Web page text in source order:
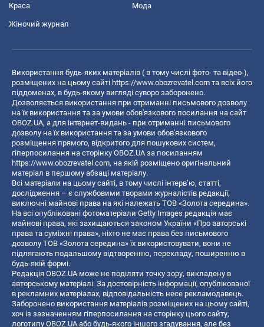
Краса Мода
Жіночий журнал
Використання будь-яких матеріалів ( в тому числі фото- та відео-),
розміщених на цьому сайті https://www.obozrevatel.com та всіх його
піддоменах, в будь-якому вигляді суворо заборонено.
Дозволяється використання при отриманні письмового дозволу
на їх використання та за умови обов'язкового посилання на сайт
OBOZ.UA, а для інтернет-видань - при отриманні письмового
дозволу на їх використання та за умови обов'язкового
розміщення прямого, відкритого для пошукових систем,
гіперпосилання на сторінку OBOZ.UA за посиланням
https://www.obozrevatel.com, на якій розміщено оригінальний
матеріал в першому абзаці матеріалу.
Всі матеріали на цьому сайті, в тому числі інтерв’ю, статті,
дослідження – є службовими творами журналістів редакції,
виключні майнові права на які належать ТОВ «Золота середина».
На всі опубліковані фотоматеріали Getty Images редакція має
майнові права, які захищаються законом України «Про авторські
права та суміжні права», ніхто не має права без письмового
дозволу ТОВ «Золота середина» їх використовувати, вони не
підлягають подальшому відтворенню, перекладу, поширенню в
будь-якій формі.
Редакція OBOZ.UA може не поділяти точку зору, викладену в
авторському матеріалі. За достовірність інформації, опублікованої
в рекламних матеріалах, відповідальність несе рекламодавець.
Заборонено використання матеріалів розміщених на цьому сайті,
хоч із зазначенням гіперпосилання на сторінку цього сайту,
логотипу OBOZ.UA або будь-якого іншого згадування, але без